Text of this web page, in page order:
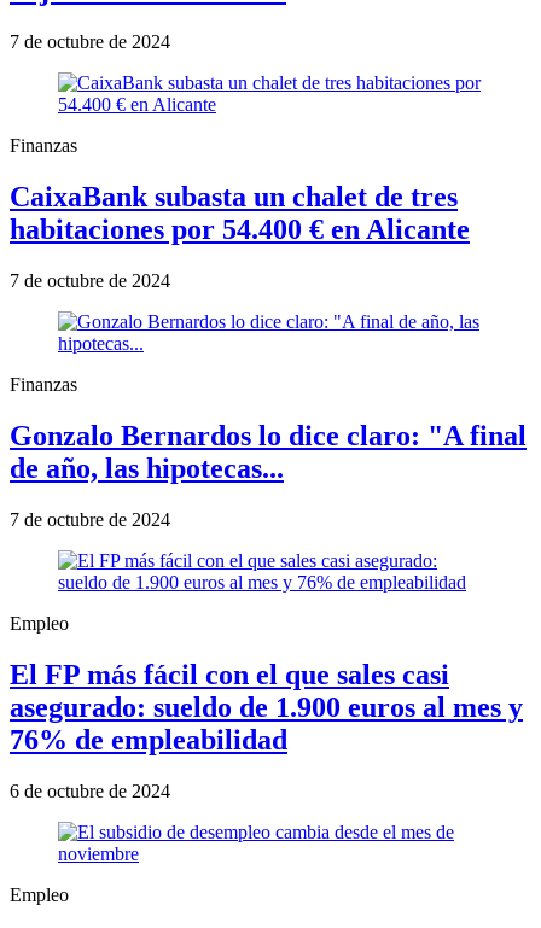
7 de octubre de 2024
Finanzas
CaixaBank subasta un chalet de tres
habitaciones por 54.400 € en Alicante
7 de octubre de 2024
Finanzas
Gonzalo Bernardos lo dice claro: "A final
de año, las hipotecas...
7 de octubre de 2024
Empleo
El FP más fácil con el que sales casi
asegurado: sueldo de 1.900 euros al mes y
76% de empleabilidad
6 de octubre de 2024
Empleo